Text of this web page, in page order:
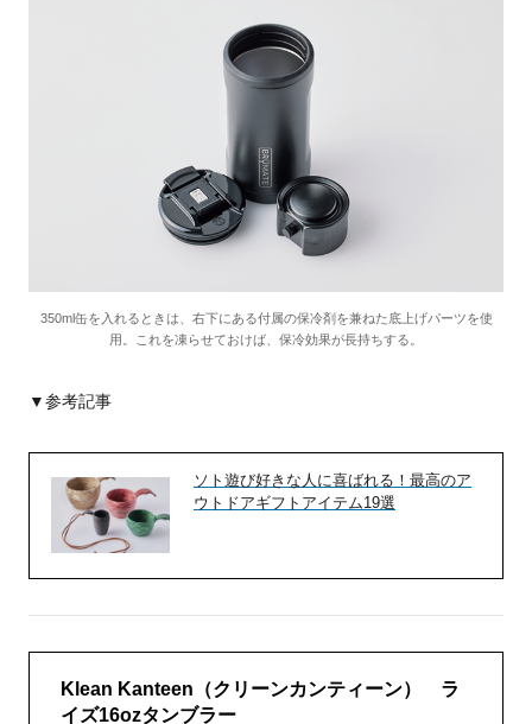
350ml缶を入れるときは、右下にある付属の保冷剤を兼ねた底上げパーツを使
用。これを凍らせておけば、保冷効果が長持ちする。
▼参考記事
ソト遊び好きな人に喜ばれる！最高のア
ウトドアギフトアイテム19選
Klean Kanteen（クリーンカンティーン） ラ
イズ16ozタンブラー